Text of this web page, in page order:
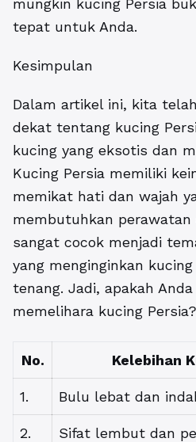
mungkin kucing Persia
tepat untuk Anda.
Kesimpulan
Dalam artikel ini, kita
dekat tentang kucing
kucing yang eksotis dan
Kucing Persia memiliki
memikat hati dan wajah
membutuhkan perawatan
sangat cocok menjadi
yang menginginkan
tenang. Jadi, apakah
memelihara kucing Persia?
No. Kelebihan
1. Bulu lebat dan
2. Sifat lembut dan